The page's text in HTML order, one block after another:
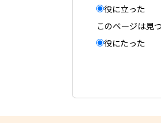
役に立った
このページは見
役にたった